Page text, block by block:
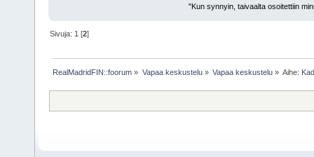
"Kun synnyin, taivaalta osoitettiin
Sivuja: 1 [2]
RealMadridFIN::foorum » Vapaa keskustelu» Vapaa keskustelu» Aihe: